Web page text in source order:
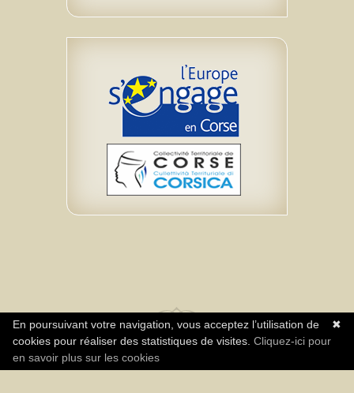
Réalisation Agence Neuromediasoft - Tous
droits réservés Association A Rinascita CPIE
✖
En poursuivant votre navigation, vous acceptez l’utilisation de
cookies pour réaliser des statistiques de visites. Cliquez-ici pour
en savoir plus sur les cookies